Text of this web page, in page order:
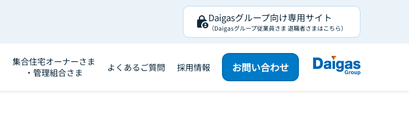
Daigasグループ向け専用サイト
（Daigasグループ従業員さま 退職者さまはこちら）
集合住宅オーナーさま
・管理組合さま
よくあるご質問 採用情報 お問い合わせ